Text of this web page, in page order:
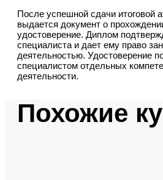
После успешной сдачи итоговой
выдается документ о
удостоверение. Диплом
специалиста и дает ему право
деятельностью. Удостоверение
специалистом отдельных
деятельности.
Похожие